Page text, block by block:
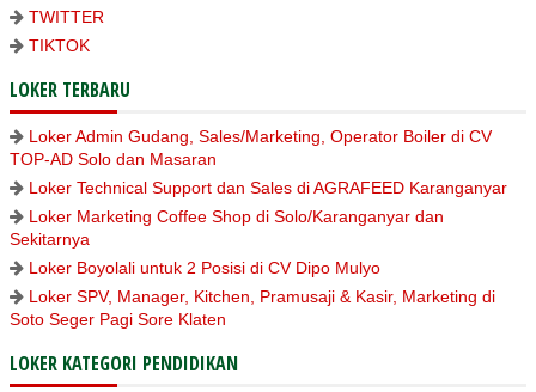
TWITTER
TIKTOK
LOKER TERBARU
Loker Admin Gudang, Sales/Marketing, Operator Boiler di CV
TOP-AD Solo dan Masaran
Loker Technical Support dan Sales di AGRAFEED Karanganyar
Loker Marketing Coffee Shop di Solo/Karanganyar dan
Sekitarnya
Loker Boyolali untuk 2 Posisi di CV Dipo Mulyo
Loker SPV, Manager, Kitchen, Pramusaji & Kasir, Marketing di
Soto Seger Pagi Sore Klaten
LOKER KATEGORI PENDIDIKAN